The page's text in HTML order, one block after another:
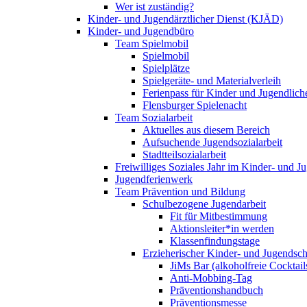
Wer ist zuständig?
Kinder- und Jugendärztlicher Dienst (KJÄD)
Kinder- und Jugendbüro
Team Spielmobil
Spielmobil
Spielplätze
Spielgeräte- und Materialverleih
Ferienpass für Kinder und
Flensburger Spielenacht
Team Sozialarbeit
Aktuelles aus diesem Bereich
Aufsuchende Jugendsozialarbeit
Stadtteilsozialarbeit
Freiwilliges Soziales Jahr im Kinder- und
Jugendferienwerk
Team Prävention und Bildung
Schulbezogene Jugendarbeit
Fit für Mitbestimmung
Aktionsleiter*in werden
Klassenfindungstage
Erzieherischer Kinder- und
JiMs Bar (alkoholfreie
Anti-Mobbing-Tag
Präventionshandbuch
Präventionsmesse